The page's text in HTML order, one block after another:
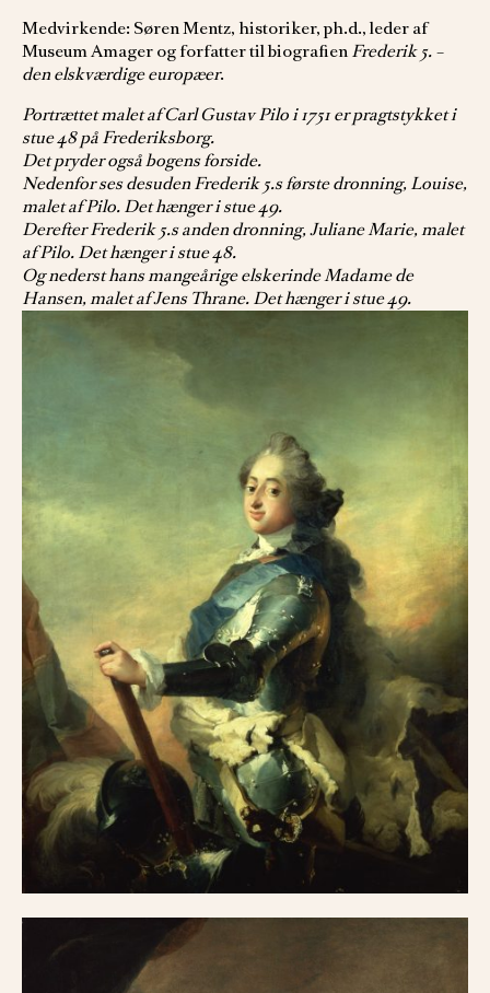
Medvirkende: Søren Mentz, historiker, ph.d., leder af
Museum Amager og forfatter til biografien Frederik 5. –
den elskværdige europæer.
Portrættet malet af Carl Gustav Pilo i 1751 er pragtstykket i
stue 48 på Frederiksborg.
Det pryder også bogens forside.
Nedenfor ses desuden Frederik 5.s første dronning, Louise,
malet af Pilo. Det hænger i stue 49.
Derefter Frederik 5.s anden dronning, Juliane Marie, malet
af Pilo. Det hænger i stue 48.
Og nederst hans mangeårige elskerinde Madame de
Hansen, malet af Jens Thrane. Det hænger i stue 49.